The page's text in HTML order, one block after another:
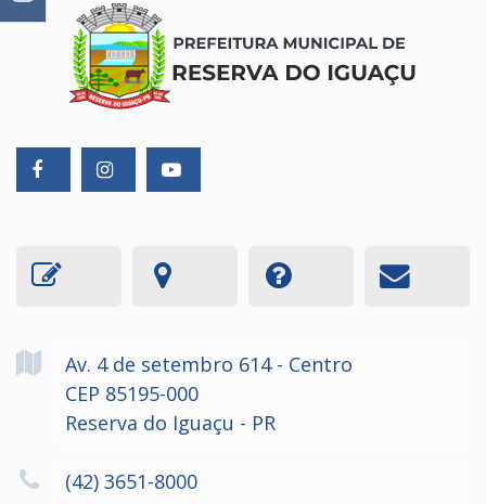
Av. 4 de setembro 614 - Centro
CEP 85195-000
Reserva do Iguaçu - PR
(42) 3651-8000